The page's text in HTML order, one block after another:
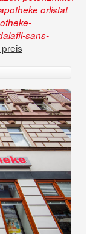
orlistat
sans-